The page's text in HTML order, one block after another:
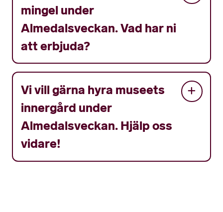
mingel under
Almedalsveckan. Vad har ni
att erbjuda?
Vi vill gärna hyra museets
innergård under
Almedalsveckan. Hjälp oss
vidare!